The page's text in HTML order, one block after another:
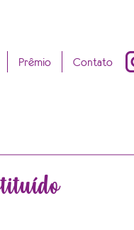
Prêmio Contato